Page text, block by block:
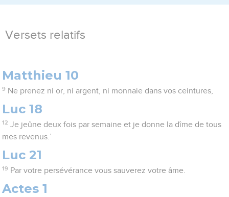
Versets relatifs
Matthieu 10
9 Ne prenez ni or, ni argent, ni monnaie dans vos ceintures,
Luc 18
12 Je jeûne deux fois par semaine et je donne la dîme de tous
mes revenus.’
Luc 21
19 Par votre persévérance vous sauverez votre âme.
Actes 1